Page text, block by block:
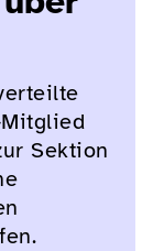
Sektion